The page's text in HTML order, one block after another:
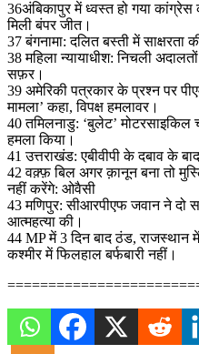
36अंबिकापुर में ध्वस्त हो गया
मिली बंपर जीत।
37 बंगनामा: दलित बस्ती में साक्षरता
38 महिला न्यायाधीश: निचली
सफ़र।
39 अमेरिकी पत्रकार के प्रश्न पर
मामला’ कहा, विपक्ष हमलावर।
40 तमिलनाडु: ‘बुलेट’
हमला किया।
41 उत्तराखंड: एबीवीपी के दबाव के
42 वक़्फ़ बिल अगर क़ानून बना तो
नहीं करेंगे: ओवैसी
43 मणिपुर: सीआरपीएफ जवान ने दो
आत्महत्या की।
44 MP में 3 दिन बाद ठंड, राजस्थान में
कश्मीर में फिलहाल बर्फबारी नहीं।